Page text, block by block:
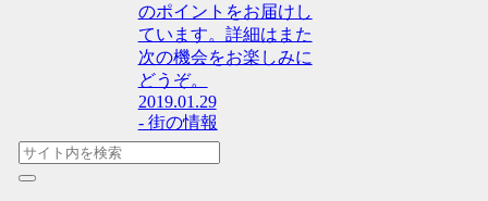
のポイントをお届けし
ています。詳細はまた
次の機会をお楽しみに
どうぞ。
2019.01.29
- 街の情報